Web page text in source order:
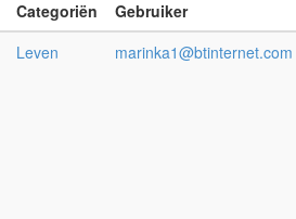
Categoriën
Gebruiker
Leven marinka1@btinternet.com